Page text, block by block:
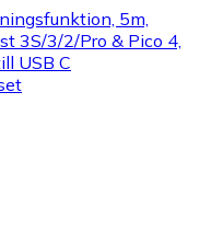
5m,
3S/3/2/Pro & Pico 4,
USB C